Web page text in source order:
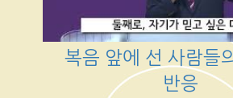
복음 앞에 선 사람들
반응